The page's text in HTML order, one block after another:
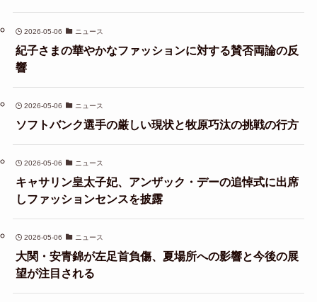
2026-05-06 ニュース
紀子さまの華やかなファッションに対する賛否両論の反
響
2026-05-06 ニュース
ソフトバンク選手の厳しい現状と牧原巧汰の挑戦の行方
2026-05-06 ニュース
キャサリン皇太子妃、アンザック・デーの追悼式に出席
しファッションセンスを披露
2026-05-06 ニュース
大関・安青錦が左足首負傷、夏場所への影響と今後の展
望が注目される